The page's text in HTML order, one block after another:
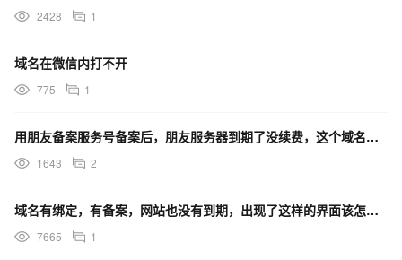
2428 1
域名在微信内打不开
775 1
用朋友备案服务号备案后，朋友服务器到期了没续费，这个域名会被取消接入吗？
1643 2
域名有绑定，有备案，网站也没有到期，出现了这样的界面该怎么处理呢？
7665 1